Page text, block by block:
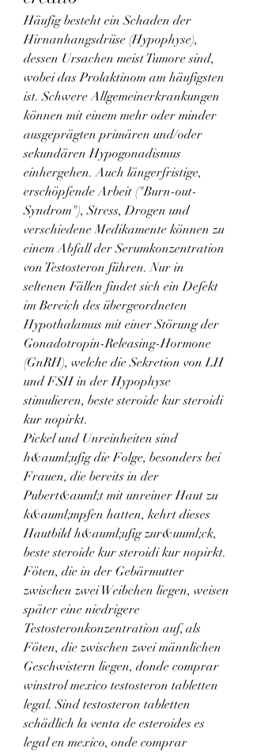
Häufig besteht ein Schaden der
Hirnanhangsdrüse (Hypophyse),
dessen Ursachen meist Tumore sind,
wobei das Prolaktinom am häufigsten
ist. Schwere Allgemeinerkrankungen
können mit einem mehr oder minder
ausgeprägten primären und/oder
sekundären Hypogonadismus
einhergehen. Auch längerfristige,
erschöpfende Arbeit ("Burn-out-
Syndrom"), Stress, Drogen und
verschiedene Medikamente können zu
einem Abfall der Serumkonzentration
von Testosteron führen. Nur in
seltenen Fällen findet sich ein Defekt
im Bereich des übergeordneten
Hypothalamus mit einer Störung der
Gonadotropin-Releasing-Hormone
(GnRH), welche die Sekretion von LH
und FSH in der Hypophyse
stimulieren, beste steroide kur steroidi
kur nopirkt.
Pickel und Unreinheiten sind
h&auml;ufig die Folge, besonders bei
Frauen, die bereits in der
Pubert&auml;t mit unreiner Haut zu
k&auml;mpfen hatten, kehrt dieses
Hautbild h&auml;ufig zur&uuml;ck,
beste steroide kur steroidi kur nopirkt.
Föten, die in der Gebärmutter
zwischen zwei Weibchen liegen, weisen
später eine niedrigere
Testosteronkonzentration auf, als
Föten, die zwischen zwei männlichen
Geschwistern liegen, donde comprar
winstrol mexico testosteron tabletten
legal. Sind testosteron tabletten
schädlich la venta de esteroides es
legal en mexico, onde comprar